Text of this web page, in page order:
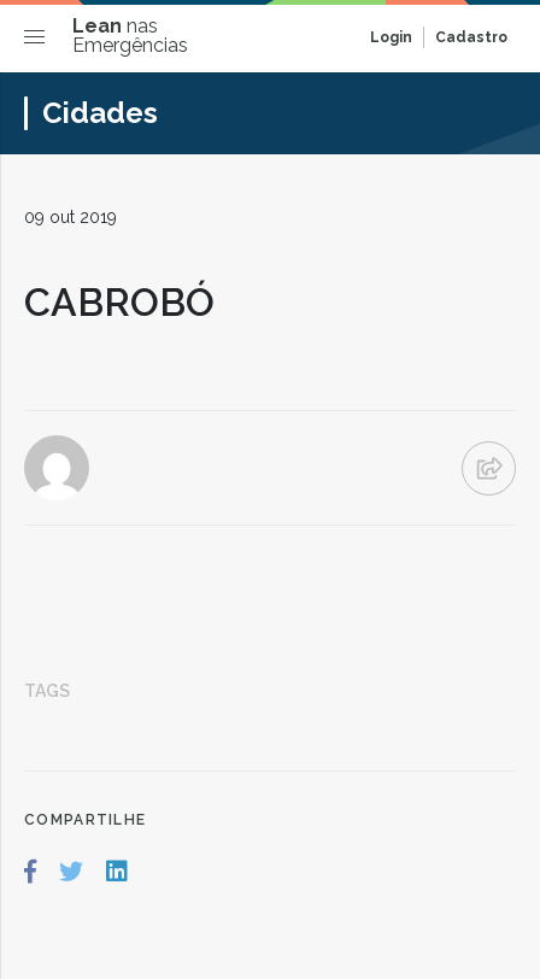
Lean nas
Emergências
Login Cadastro
Cidades
09 out 2019
CABROBÓ
TAGS
COMPARTILHE